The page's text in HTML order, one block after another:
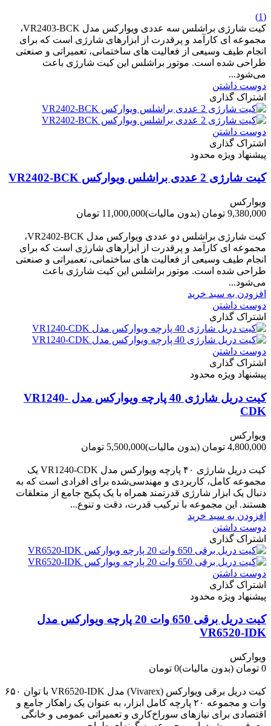
(1)
کیت شارژی براشلس سه عددی ویوارکس مدل VR2403-BCK،
مجموعه ای کارآمد و پرقدرت از ابزارهای شارژی است که برای
انجام طیف وسیعی از فعالیت های ساختمانی، تعمیراتی و صنعتی
طراحی شده است. موتور براشلس این کیت شارژی باعث
می‌شود...
دوست داشتن
اشتراک گذاری
دوست داشتن
اشتراک گذاری
پیشنهاد ویژه محدود
کیت شارژی 2 عددی براشلس ویوارکس VR2402-BCK
ویوارکس
9,380,000 تومان
(بدون مالیات)11,000,000 تومان
کیت شارژی براشلس دو عددی ویوارکس مدل VR2402-BCK،
مجموعه ای کارآمد و پرقدرت از ابزارهای شارژی است که برای
انجام طیف وسیعی از فعالیت های ساختمانی، تعمیراتی و صنعتی
طراحی شده است. موتور براشلس این کیت شارژی باعث
می‌شود...
افزودن به سبد خرید
دوست داشتن
اشتراک گذاری
دوست داشتن
اشتراک گذاری
پیشنهاد ویژه محدود
کیت دریل شارژی 40 پارچه ویوارکس مدل VR1240-
CDK
ویوارکس
4,800,000 تومان
(بدون مالیات)5,500,000 تومان
کیت دریل شارژی ۴۰ پارچه ویوارکس مدل VR1240‑CDK یک
مجموعه کامل، کاربردی و مهندسی‌شده برای افرادی است که به
دنبال یک ابزار شارژی قدرتمند همراه با یک پکیج جامع از متعلقات
هستند. این مجموعه با ترکیب قدرت، دقت و تنوع...
افزودن به سبد خرید
دوست داشتن
اشتراک گذاری
دوست داشتن
اشتراک گذاری
پیشنهاد ویژه محدود
کیت دریل برقی 650 وات 20 پارچه ویوارکس مدل
VR6520-IDK
ویوارکس
0 تومان
(بدون مالیات)0 تومان
کیت دریل برقی ویوارکس (Vivarex) مدل VR6520-IDK با توان ۶۵۰
وات و مجموعه ۲۰ پارچه کامل ابزار، به عنوان یک راهکار جامع و
اقتصادی برای نیازهای سوراخ‌کاری و تعمیراتی عمومی و خانگی